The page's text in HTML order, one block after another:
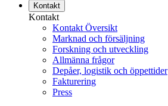
Kontakt
Kontakt
Kontakt Översikt
Marknad och försäljning
Forskning och utveckling
Allmänna frågor
Depåer, logistik och öppettider
Fakturering
Press